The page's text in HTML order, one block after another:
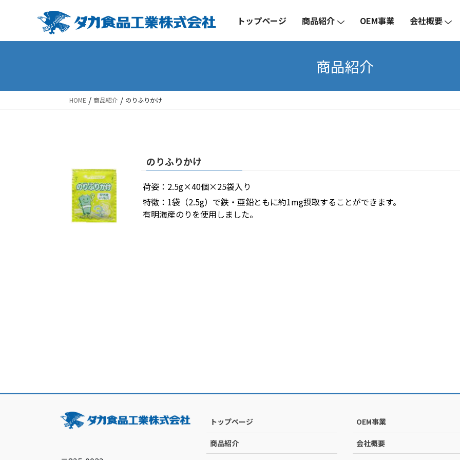
content
Navigation
トップページ 商品紹介 OEM事業 会社概要
商品紹介
HOME / 商品紹介 / のりふりかけ
のりふりかけ
荷姿：2.5g×40個×25袋入り
特徴：1袋（2.5g）で鉄・亜鉛ともに約1mg摂取することができます。
有明海産のりを使用しました。
トップページ
商品紹介
OEM事業
会社概要